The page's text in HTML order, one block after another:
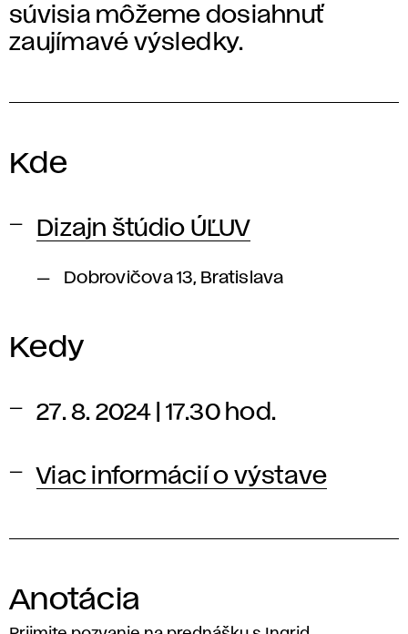
súvisia môžeme dosiahnuť
zaujímavé výsledky.
Kde
Dizajn štúdio ÚĽUV
Dobrovičova 13, Bratislava
Kedy
27. 8. 2024 | 17.30 hod.
Viac informácií o výstave
Anotácia